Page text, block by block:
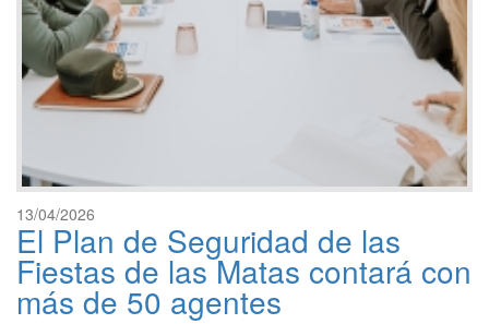
13/04/2026
El Plan de Seguridad de las
Fiestas de las Matas contará con
más de 50 agentes